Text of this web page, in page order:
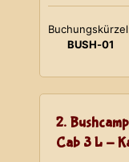
BUSH-01
2.
Cab 3 L -